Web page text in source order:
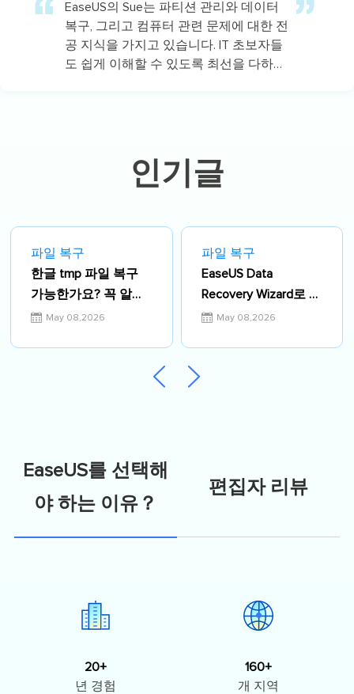
EaseUS의 Sue는 파티션 관리와 데이터
복구, 그리고 컴퓨터 관련 문제에 대한 전
공 지식을 가지고 있습니다. IT 초보자들
도 쉽게 이해할 수 있도록 최선을 다하고
인기글
파일 복구
한글 tmp 파일 복구
가능한가요? 꼭 알아
야 할 5가지 방법
May 08,2026
파일 복구
EaseUS Data
Recovery Wizard로 파
일을 복구하는 방법
May 08,2026
EaseUS를 선택해
야 하는 이유？
편집자 리뷰
20+
년 경험
160+
개 지역